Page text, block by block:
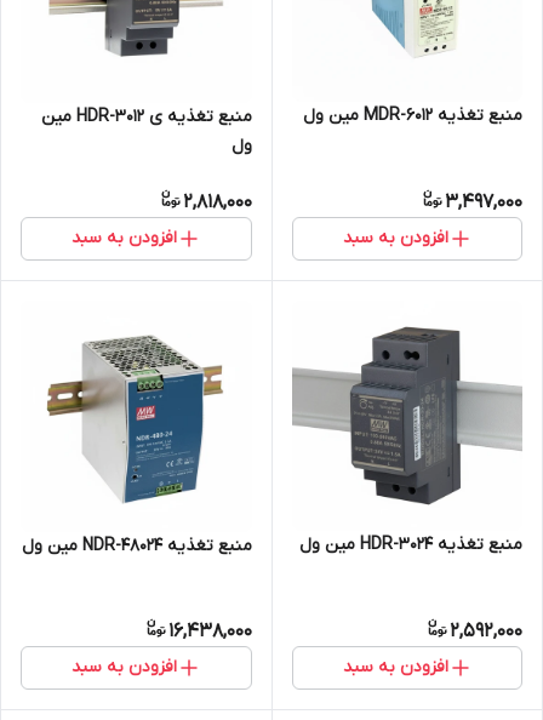
منبع تغذیه MDR-6012 مین ول
3,497,000
افزودن به سبد
منبع تغذیه ی HDR-3012 مین
ول
2,818,000
افزودن به سبد
منبع تغذیه HDR-3024 مین ول
2,592,000
افزودن به سبد
منبع تغذیه NDR-48024 مین ول
16,438,000
افزودن به سبد